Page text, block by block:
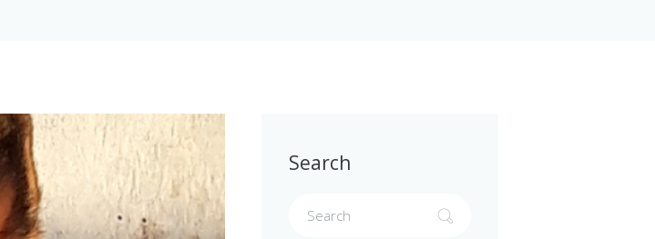
Search